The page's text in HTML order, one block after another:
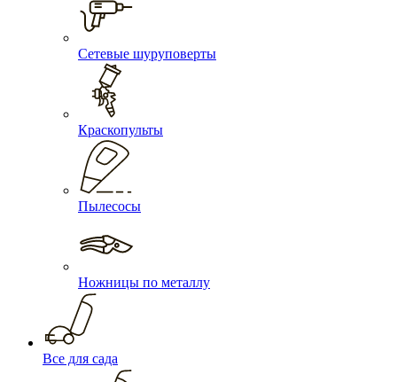
Сетевые шуруповерты
Краскопульты
Пылесосы
Ножницы по металлу
Все для сада